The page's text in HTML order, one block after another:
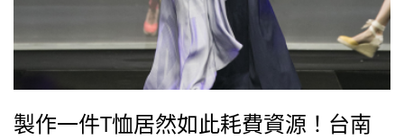
製作一件T恤居然如此耗費資源！台南